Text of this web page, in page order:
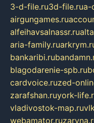
3-d-file.ru3d-file.rua-
airgungames.ru
alfeihavsalnassr.ru
aria-family.ru
bankaribi.ru
blagodarenie-spb.ru
cardvoice.ruzed-
zarafshan.ruyork-
vladivostok-map.ru
webamator.ru